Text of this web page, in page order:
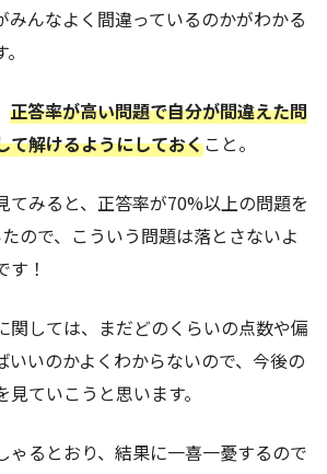
みんなよく間違っているのかがわかる
正答率が高い問題で自分が間違えた問
て解けるようにしておくこと。
てみると、正答率が70%以上の問題を
ので、こういう問題は落とさないよ
す！
関しては、まだどのくらいの点数や偏
いいのかよくわからないので、今後の
ていこうと思います。
ゃるとおり、結果に一喜一憂するので